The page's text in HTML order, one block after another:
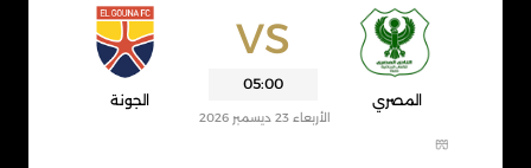
VS
المصري
05:00
الأربعاء 23 ديسمبر 2026
الجونة